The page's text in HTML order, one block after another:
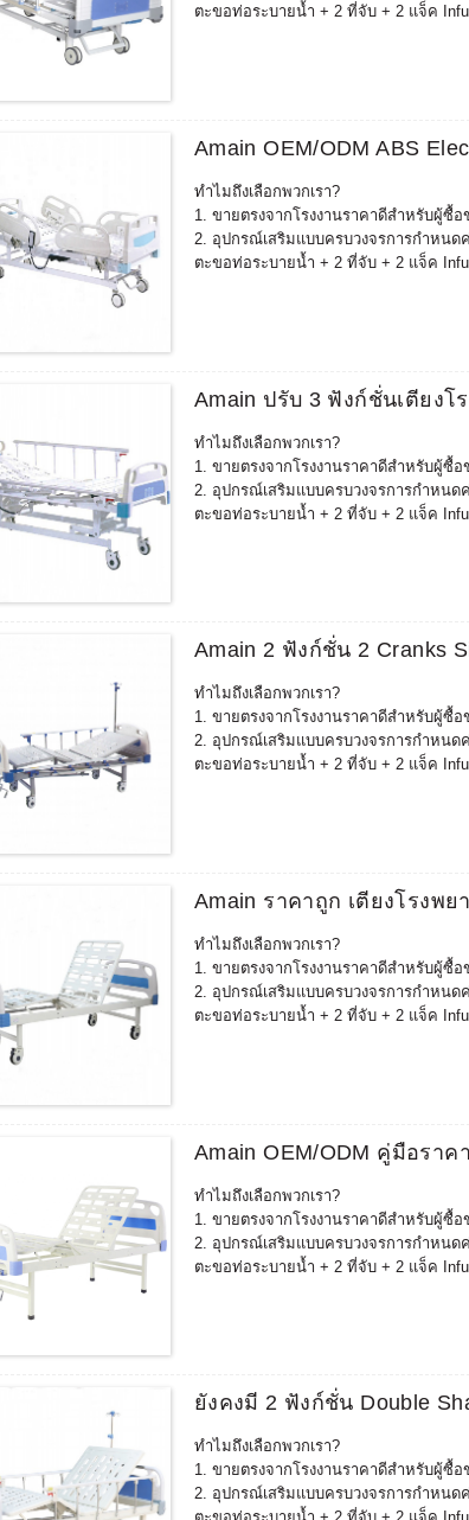
ตะขอท่อระบายน้ำ + 2 ที่จับ + 2 แจ็ค
4. สามารถจับคู่และขายอุปกรณ์ฟื้นฟูที่เ
พลังงานของคุณอุปกรณ์การฟื้นฟูสมรรถภ
+ เก้าอี้เสริม + เตียงตรวจทางนรีเวช +
จำหน่ายอย่างดีในประเทศที่มีข้อกำหนดท
เกาหลีใต้ ,ญี่ปุ่น ฯลฯ หลังจากตรวจสอบต
Amain OEM/ODM ABS
ทำไมถึงเลือกพวกเรา?
1. ขายตรงจากโรงงานราคาดีสำหรับผู้ซื้อ
2. อุปกรณ์เสริมแบบครบวงจรการกำหนด
ตะขอท่อระบายน้ำ + 2 ที่จับ + 2 แจ็ค
4. สามารถจับคู่และขายอุปกรณ์ฟื้นฟูที่เ
พลังงานของคุณอุปกรณ์การฟื้นฟูสมรรถภ
+ เก้าอี้เสริม + เตียงตรวจทางนรีเวช +
จำหน่ายอย่างดีในประเทศที่มีข้อกำหนดท
เกาหลีใต้ ,ญี่ปุ่น ฯลฯ หลังจากตรวจสอบต
Amain ปรับ 3 ฟังก์ชั่นเตียงโ
ทำไมถึงเลือกพวกเรา?
1. ขายตรงจากโรงงานราคาดีสำหรับผู้ซื้อ
2. อุปกรณ์เสริมแบบครบวงจรการกำหน
ตะขอท่อระบายน้ำ + 2 ที่จับ + 2 แจ็ค
4. สามารถจับคู่และขายอุปกรณ์ฟื้นฟูที่เ
พลังงานของคุณอุปกรณ์การฟื้นฟูสมรรถภ
+ เก้าอี้เสริม + เตียงตรวจทางนรีเวช +
จำหน่ายอย่างดีในประเทศที่มีข้อกำหนดท
เกาหลีใต้ ,ญี่ปุ่น ฯลฯ หลังจากตรวจสอบต
Amain 2 ฟังก์ชั่น 2 Cranks
ทำไมถึงเลือกพวกเรา?
1. ขายตรงจากโรงงานราคาดีสำหรับผู้ซื้อ
2. อุปกรณ์เสริมแบบครบวงจรการกำหนด
ตะขอท่อระบายน้ำ + 2 ที่จับ + 2 แจ็ค
4. สามารถจับคู่และขายอุปกรณ์ฟื้นฟูที่เ
พลังงานของคุณอุปกรณ์การฟื้นฟูสมรรถภ
+ เก้าอี้เสริม + เตียงตรวจทางนรีเวช +
จำหน่ายอย่างดีในประเทศที่มีข้อกำหนดท
เกาหลีใต้ ,ญี่ปุ่น ฯลฯ หลังจากตรวจสอบต
Amain ราคาถูก เตียงโรงพ
ทำไมถึงเลือกพวกเรา?
1. ขายตรงจากโรงงานราคาดีสำหรับผู้ซื้อ
2. อุปกรณ์เสริมแบบครบวงจรการกำหนด
ตะขอท่อระบายน้ำ + 2 ที่จับ + 2 แจ็ค
4. สามารถจับคู่และขายอุปกรณ์ฟื้นฟูที่เ
พลังงานของคุณอุปกรณ์การฟื้นฟูสมรรถภ
+ เก้าอี้เสริม + เตียงตรวจทางนรีเวช +
5.ประสบการณ์มากกว่าสิบปีในการผลิตโ
จำหน่ายอย่างดีในประเทศที่มีข้อกำหนดท
เกาหลีใต้ ,ญี่ปุ่น ฯลฯ หลังจากตรวจสอบต
Amain OEM/ODM คู่มือราค
ทำไมถึงเลือกพวกเรา?
1. ขายตรงจากโรงงานราคาดีสำหรับผู้ซื้อ
2. อุปกรณ์เสริมแบบครบวงจรการกำหนด
ตะขอท่อระบายน้ำ + 2 ที่จับ + 2 แจ็ค
การกำหนดค่าเพิ่มเติมอื่นๆ: แฟ้มเวชระ
3. เตียงที่ปรับแต่งได้สามารถนำไปใช้ได้
4. สามารถจับคู่และขายอุปกรณ์ฟื้นฟูที่เ
พลังงานของคุณอุปกรณ์การฟื้นฟูสมรรถภ
+ เก้าอี้เสริม + เตียงตรวจทางนรีเวช +
5.ประสบการณ์มากกว่าสิบปีในการผลิตโ
จำหน่ายอย่างดีในประเทศที่มีข้อกำหนดท
เกาหลีใต้ ,ญี่ปุ่น ฯลฯ หลังจากตรวจสอบต
ยังคงมี 2 ฟังก์ชั่น Double
ทำไมถึงเลือกพวกเรา?
1. ขายตรงจากโรงงานราคาดีสำหรับผู้ซื้อ
2. อุปกรณ์เสริมแบบครบวงจรการกำหนด